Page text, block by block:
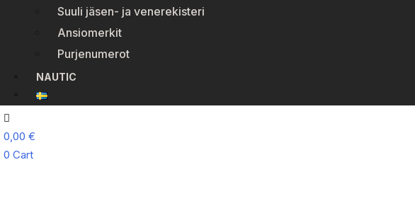
Suuli jäsen- ja venerekisteri
Ansiomerkit
Purjenumerot
NAUTIC
0,00 €
0 Cart